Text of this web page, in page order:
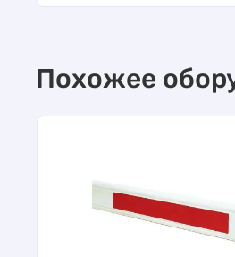
Похожее